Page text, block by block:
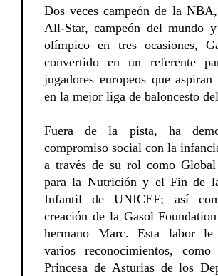
Dos veces campeón de la
All-Star, campeón del mundo
olímpico en tres ocasiones,
convertido en un referente
jugadores europeos que
en la mejor liga de baloncesto
Fuera de la pista, ha
compromiso social con la
a través de su rol como Global
para la Nutrición y el Fin de
Infantil de UNICEF; así
creación de la Gasol
hermano Marc. Esta labor
varios reconocimientos,
Princesa de Asturias de los